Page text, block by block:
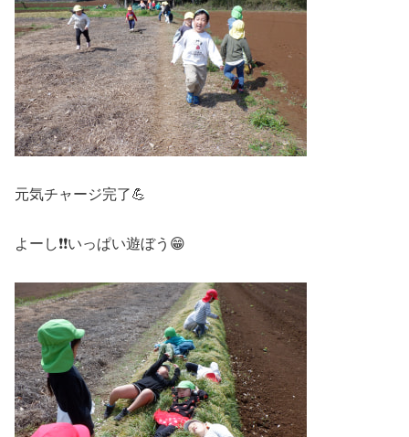
元気チャージ完了💪
よーし❗❗いっぱい遊ぼう😁